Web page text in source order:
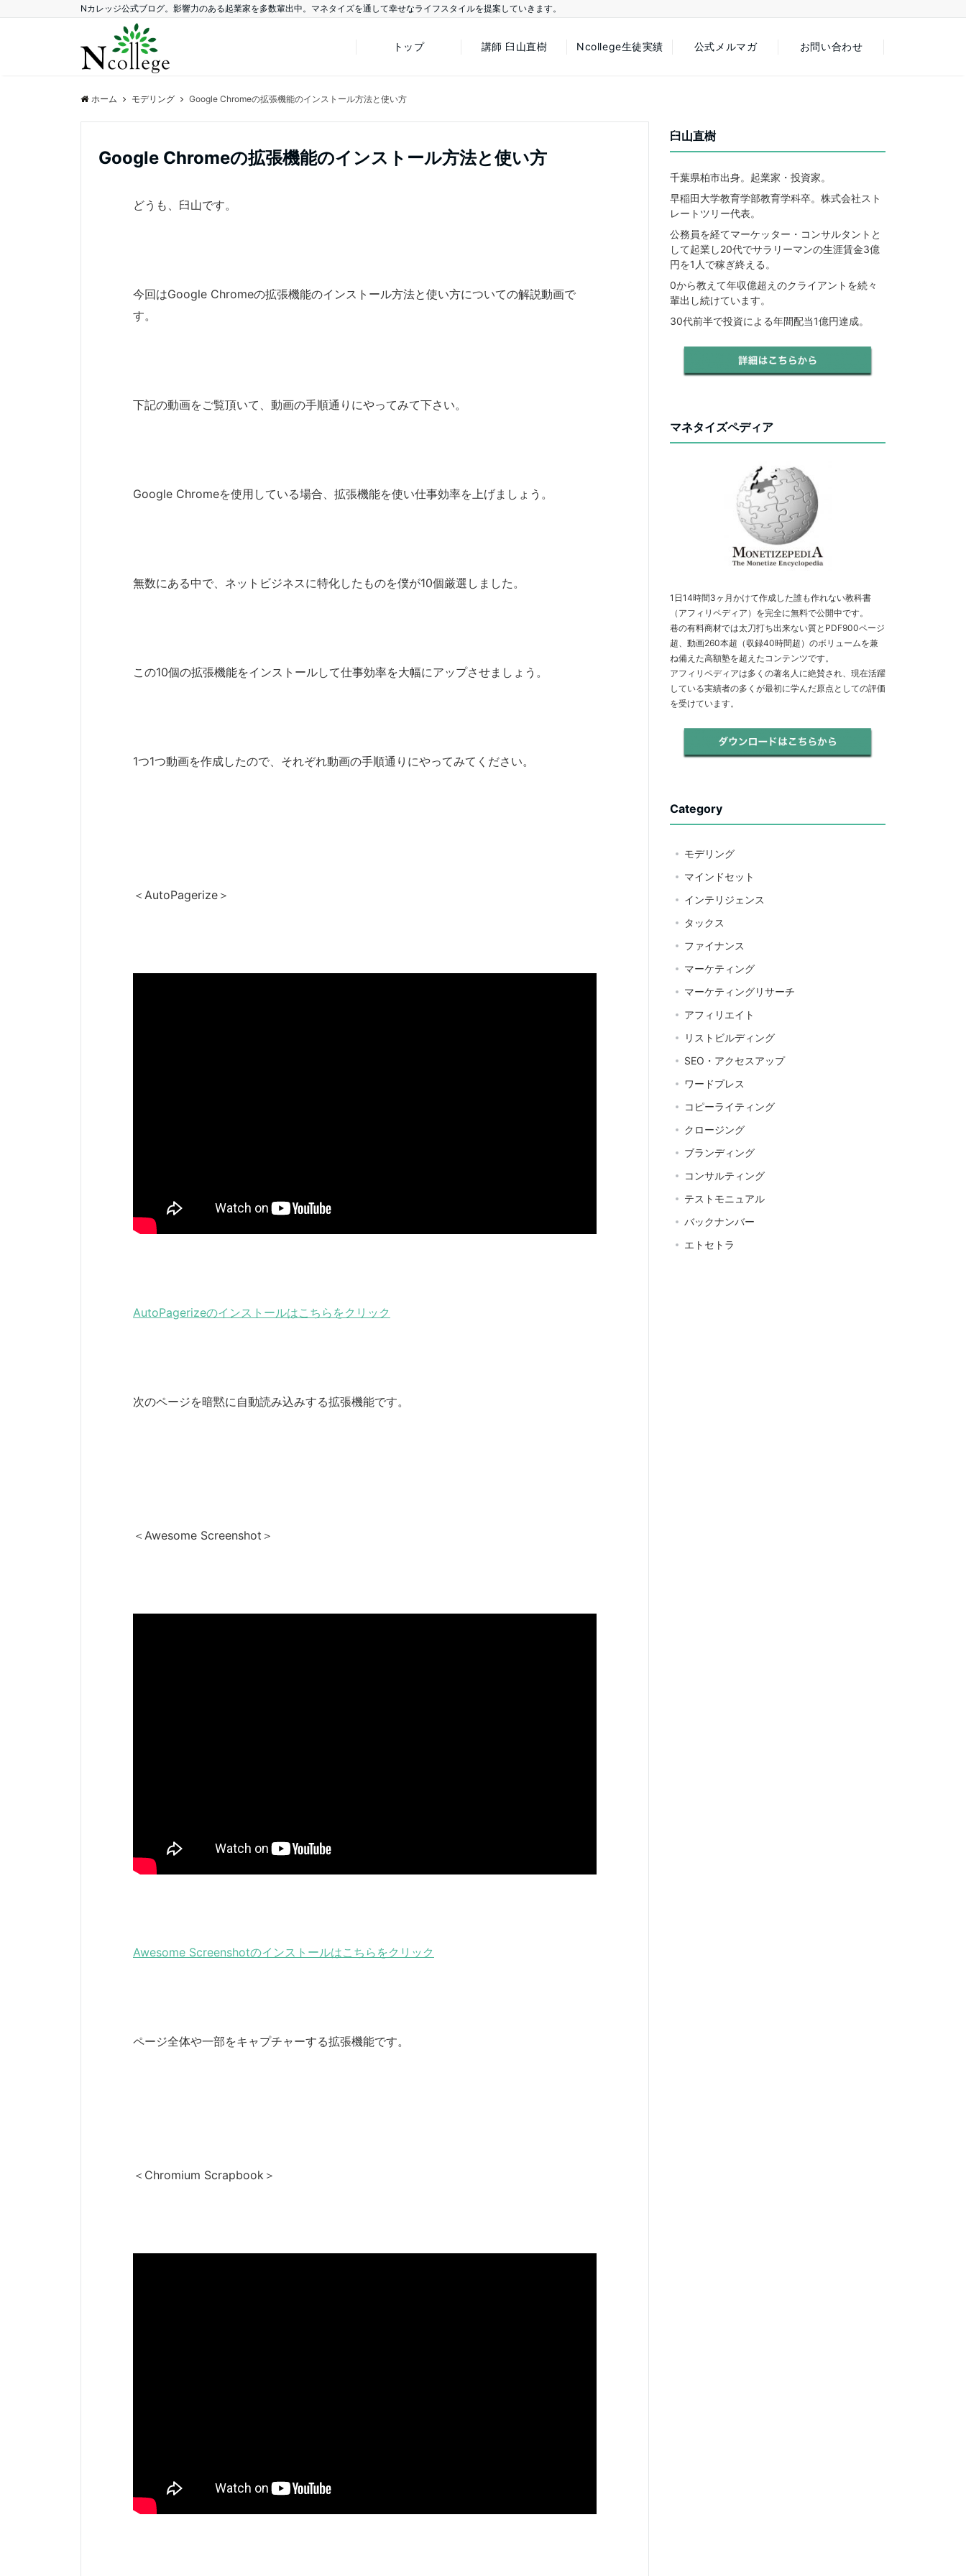
Nカレッジ公式ブログ。影響力のある起業家を多数輩出中。マネタイズを通して幸せなライフスタイルを提案していきます。
トップ 講師 臼山直樹 Ncollege生徒実績 公式メルマガ お問い合わせ
ホーム モデリング Google Chromeの拡張機能のインストール方法と使い方
Google Chromeの拡張機能のインストール方法と使い方
どうも、臼山です。
今回はGoogle Chromeの拡張機能のインストール方法と使い方についての解説動画で
す。
下記の動画をご覧頂いて、動画の手順通りにやってみて下さい。
Google Chromeを使用している場合、拡張機能を使い仕事効率を上げましょう。
無数にある中で、ネットビジネスに特化したものを僕が10個厳選しました。
この10個の拡張機能をインストールして仕事効率を大幅にアップさせましょう。
1つ1つ動画を作成したので、それぞれ動画の手順通りにやってみてください。
＜AutoPagerize＞
AutoPagerizeのインストールはこちらをクリック
次のページを暗黙に自動読み込みする拡張機能です。
＜Awesome Screenshot＞
Awesome Screenshotのインストールはこちらをクリック
ページ全体や一部をキャプチャーする拡張機能です。
＜Chromium Scrapbook＞
臼山直樹
千葉県柏市出身。起業家・投資家。
早稲田大学教育学部教育学科卒。株式会社スト
レートツリー代表。
公務員を経てマーケッター・コンサルタントと
して起業し20代でサラリーマンの生涯賃金3億
円を1人で稼ぎ終える。
0から教えて年収億超えのクライアントを続々
輩出し続けています。
30代前半で投資による年間配当1億円達成。
マネタイズペディア
1日14時間3ヶ月かけて作成した誰も作れない教科書
（アフィリペディア）を完全に無料で公開中です。
巷の有料商材では太刀打ち出来ない質とPDF900ページ
超、動画260本超（収録40時間超）のボリュームを兼
ね備えた高額塾を超えたコンテンツです。
アフィリペディアは多くの著名人に絶賛され、現在活躍
している実績者の多くが最初に学んだ原点としての評価
を受けています。
Category
モデリング
マインドセット
インテリジェンス
タックス
ファイナンス
マーケティング
マーケティングリサーチ
アフィリエイト
リストビルディング
SEO・アクセスアップ
ワードプレス
コピーライティング
クロージング
ブランディング
コンサルティング
テストモニュアル
バックナンバー
エトセトラ